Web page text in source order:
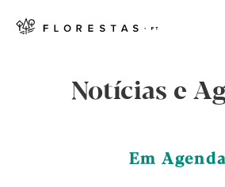
Notícias e
Em Agenda